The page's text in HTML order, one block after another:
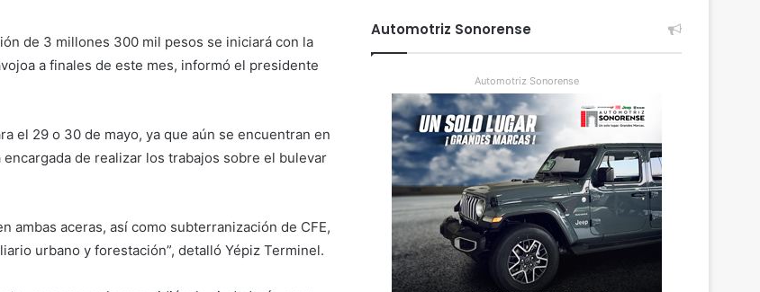
de 3 millones 300 mil pesos se iniciará con la
a finales de este mes, informó el presidente
el 29 o 30 de mayo, ya que aún se encuentran en
de realizar los trabajos sobre el bulevar
ambas aceras, así como subterranización de CFE,
urbano y forestación”, detalló Yépiz Terminel.
Automotriz Sonorense
Automotriz Sonorense